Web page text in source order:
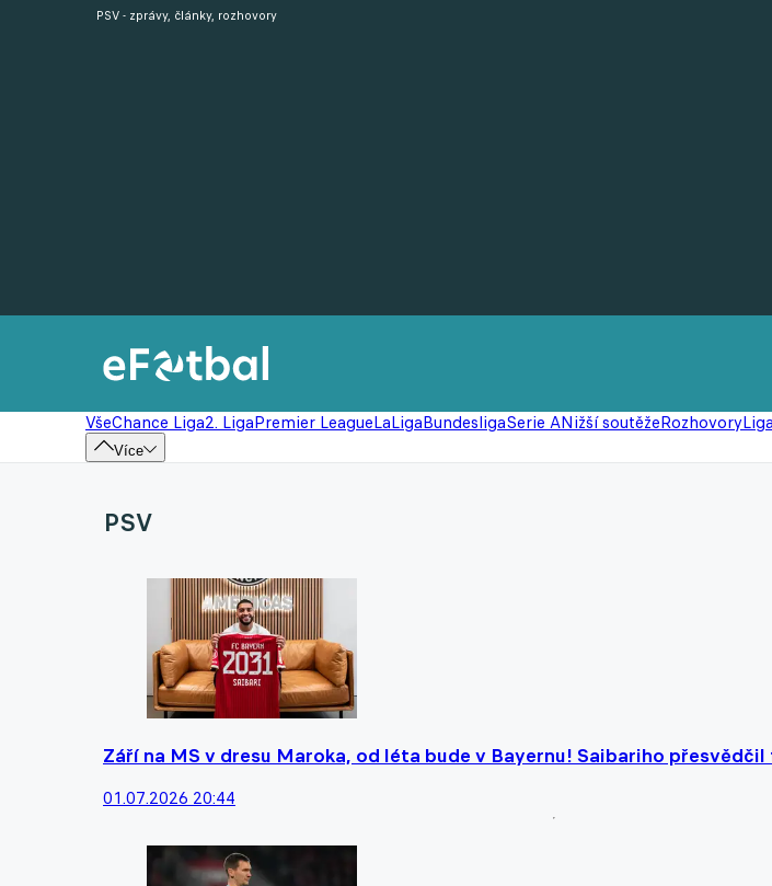
VšeChance Liga2. LigaPremier LeagueLaLigaBundesligaSerie ANižší soutěžeRozhovory
Více
PSV - zprávy, články, rozhovory
PSV
Září na MS v dresu Maroka, od léta bude v Bayernu! Saibariho
01.07.2026 20:44